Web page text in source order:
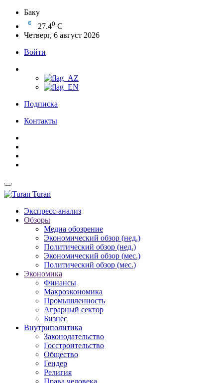
Баку
27.40 C
Четверг, 6 август 2026
Войти
Подписка
Контакты
Turan
Экспресс-анализ
Обзоры
Медиа обозрение
Экономический обзор (нед.)
Политический обзор (нед.)
Экономический обзор (мес.)
Политический обзор (мес.)
Экономика
Финансы
Макроэкономика
Промышленность
Аграрный сектор
Бизнес
Внутриполитика
Законодательство
Госстроительство
Общество
Гендер
Религия
Права человека